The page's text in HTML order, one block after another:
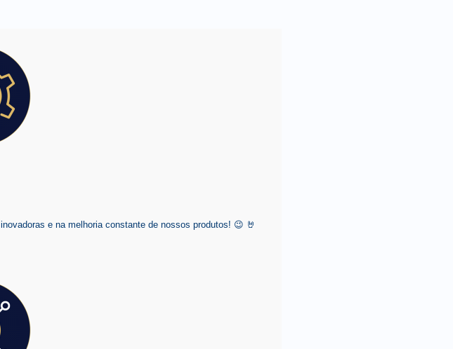
e na melhoria constante de nossos produtos! 😉 🤘